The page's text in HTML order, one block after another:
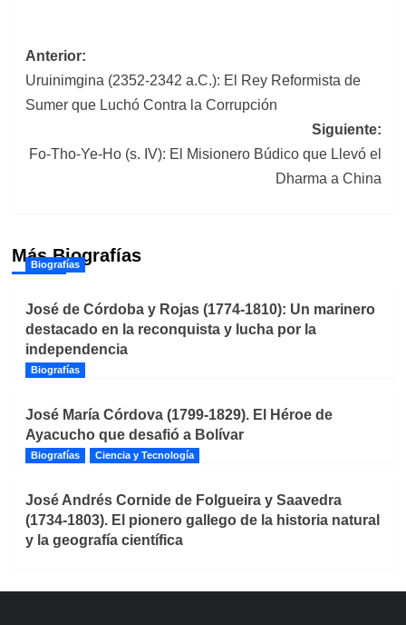
Navegación
de
entradas
Anterior:
Uruinimgina (2352-2342 a.C.): El Rey Reformista de
Sumer que Luchó Contra la Corrupción
Siguiente:
Fo-Tho-Ye-Ho (s. IV): El Misionero Búdico que Llevó el
Dharma a China
Más Biografías
Biografías
José de Córdoba y Rojas (1774-1810): Un marinero
destacado en la reconquista y lucha por la
independencia
Biografías
José María Córdova (1799-1829). El Héroe de
Ayacucho que desafió a Bolívar
Biografías Ciencia y Tecnología
José Andrés Cornide de Folgueira y Saavedra
(1734-1803). El pionero gallego de la historia natural
y la geografía científica